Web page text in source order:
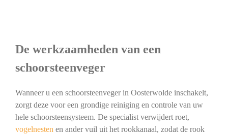
De werkzaamheden van een
schoorsteenveger
Wanneer u een schoorsteenveger in Oosterwolde inschakelt,
zorgt deze voor een grondige reiniging en controle van uw
hele schoorsteensysteem. De specialist verwijdert roet,
vogelnesten en ander vuil uit het rookkanaal, zodat de rook